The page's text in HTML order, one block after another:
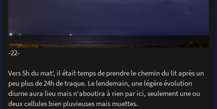
-22-
Vers 5h du mat', il était temps de prendre le chemin du lit après un
peu plus de 24h de traque. Le lendemain, une légère évolution
diurne aura lieu mais n'aboutira à rien par ici, seulement une ou
deux cellules bien pluvieuses mais muettes.